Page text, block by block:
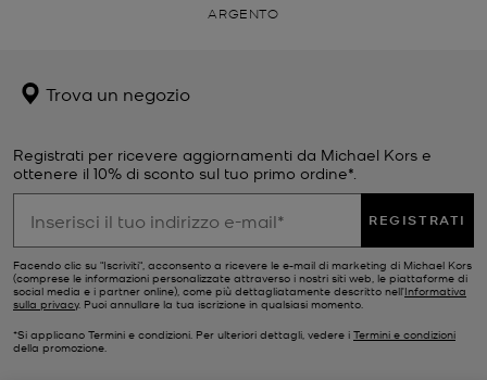
ARGENTO
Trova un negozio
Registrati per ricevere aggiornamenti da Michael Kors e
ottenere il 10% di sconto sul tuo primo ordine*.
REGISTRATI
Facendo clic su "Iscriviti", acconsento a ricevere le e-mail di marketing di Michael Kors
(comprese le informazioni personalizzate attraverso i nostri siti web, le piattaforme di
social media e i partner online), come più dettagliatamente descritto nell’Informativa
sulla privacy. Puoi annullare la tua iscrizione in qualsiasi momento.
*Si applicano Termini e condizioni. Per ulteriori dettagli, vedere i Termini e condizioni
della promozione.